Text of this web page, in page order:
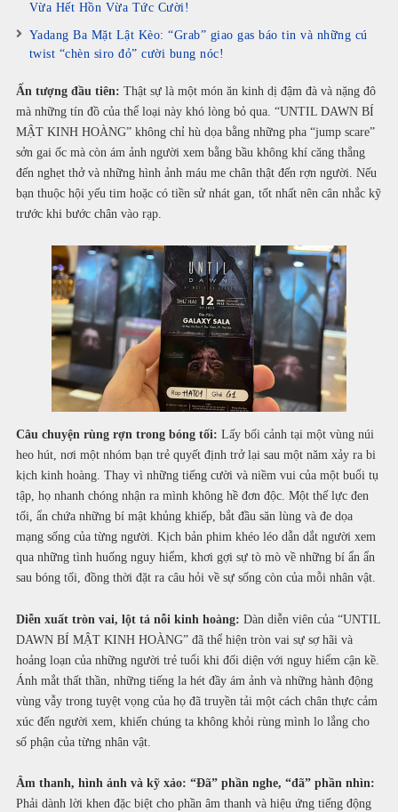
Vừa Hết Hồn Vừa Tức Cười!
Yadang Ba Mặt Lật Kèo: “Grab” giao gas báo tin và những cú
twist “chèn siro đỏ” cười bung nóc!
Ấn tượng đầu tiên: Thật sự là một món ăn kinh dị đậm đà và nặng đô
mà những tín đồ của thể loại này khó lòng bỏ qua. “UNTIL DAWN BÍ
MẬT KINH HOÀNG” không chỉ hù dọa bằng những pha “jump scare”
sởn gai ốc mà còn ám ảnh người xem bằng bầu không khí căng thẳng
đến nghẹt thở và những hình ảnh máu me chân thật đến rợn người. Nếu
bạn thuộc hội yếu tim hoặc có tiền sử nhát gan, tốt nhất nên cân nhắc kỹ
trước khi bước chân vào rạp.
Câu chuyện rùng rợn trong bóng tối: Lấy bối cảnh tại một vùng núi
heo hút, nơi một nhóm bạn trẻ quyết định trở lại sau một năm xảy ra bi
kịch kinh hoàng. Thay vì những tiếng cười và niềm vui của một buổi tụ
tập, họ nhanh chóng nhận ra mình không hề đơn độc. Một thế lực đen
tối, ẩn chứa những bí mật khủng khiếp, bắt đầu săn lùng và đe dọa
mạng sống của từng người. Kịch bản phim khéo léo dẫn dắt người xem
qua những tình huống nguy hiểm, khơi gợi sự tò mò về những bí ẩn ẩn
sau bóng tối, đồng thời đặt ra câu hỏi về sự sống còn của mỗi nhân vật.
Diễn xuất tròn vai, lột tả nỗi kinh hoàng: Dàn diễn viên của “UNTIL
DAWN BÍ MẬT KINH HOÀNG” đã thể hiện tròn vai sự sợ hãi và
hoảng loạn của những người trẻ tuổi khi đối diện với nguy hiểm cận kề.
Ánh mắt thất thần, những tiếng la hét đầy ám ảnh và những hành động
vùng vẫy trong tuyệt vọng của họ đã truyền tải một cách chân thực cảm
xúc đến người xem, khiến chúng ta không khỏi rùng mình lo lắng cho
số phận của từng nhân vật.
Âm thanh, hình ảnh và kỹ xảo: “Đã” phần nghe, “đã” phần nhìn:
Phải dành lời khen đặc biệt cho phần âm thanh và hiệu ứng tiếng động